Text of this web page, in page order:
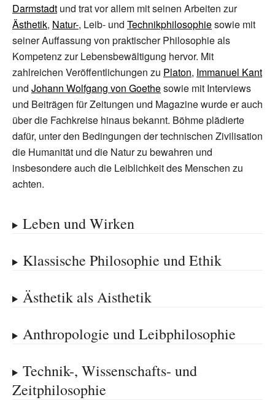
Darmstadt und trat vor allem mit seinen Arbeiten zur
Ästhetik, Natur-, Leib- und Technikphilosophiesowie mit
seiner Auffassung von praktischer Philosophie als
Kompetenz zur Lebensbewältigung hervor. Mit
zahlreichen Veröffentlichungen zu Platon, Immanuel Kant
und Johann Wolfgang von Goethesowie mit Interviews
und Beiträgen für Zeitungen und Magazine wurde er auch
über die Fachkreise hinaus bekannt. Böhme plädierte
dafür, unter den Bedingungen der technischen Zivilisation
die Humanität und die Natur zu bewahren und
insbesondere auch die Leiblichkeit des Menschen zu
achten.
Leben und Wirken
Klassische Philosophie und Ethik
Ästhetik als Aisthetik
Anthropologie und Leibphilosophie
Technik-, Wissenschafts- und
Zeitphilosophie